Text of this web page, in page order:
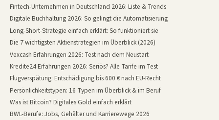
Fintech-Unternehmen in Deutschland 2026: Liste & Trends
Digitale Buchhaltung 2026: So gelingt die Automatisierung
Long-Short-Strategie einfach erklärt: So funktioniert sie
Die 7 wichtigsten Aktienstrategien im Überblick (2026)
Vexcash Erfahrungen 2026: Test nach dem Neustart
Kredite24 Erfahrungen 2026: Seriös? Alle Tarife im Test
Flugverspätung: Entschädigung bis 600 € nach EU-Recht
Persönlichkeitstypen: 16 Typen im Überblick & im Beruf
Was ist Bitcoin? Digitales Gold einfach erklärt
BWL-Berufe: Jobs, Gehälter und Karrierewege 2026